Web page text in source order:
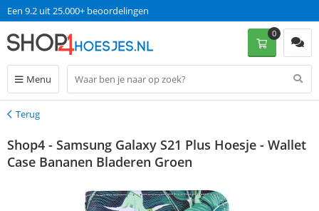
Een 9.2 uit 25.000+ beoordelingen
Menu
0
Terug
Terug
Shop4 - Samsung Galaxy S21 Plus Hoesje - Wallet
Case Bananen Bladeren Groen